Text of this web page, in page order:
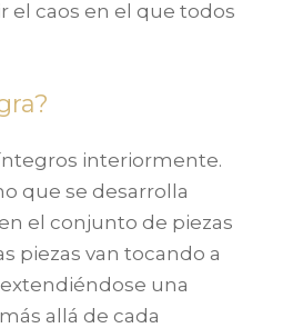
el caos en el que todos
interiormente.
que se desarrolla
el conjunto de piezas
piezas van tocando a
extendiéndose una
allá de cada